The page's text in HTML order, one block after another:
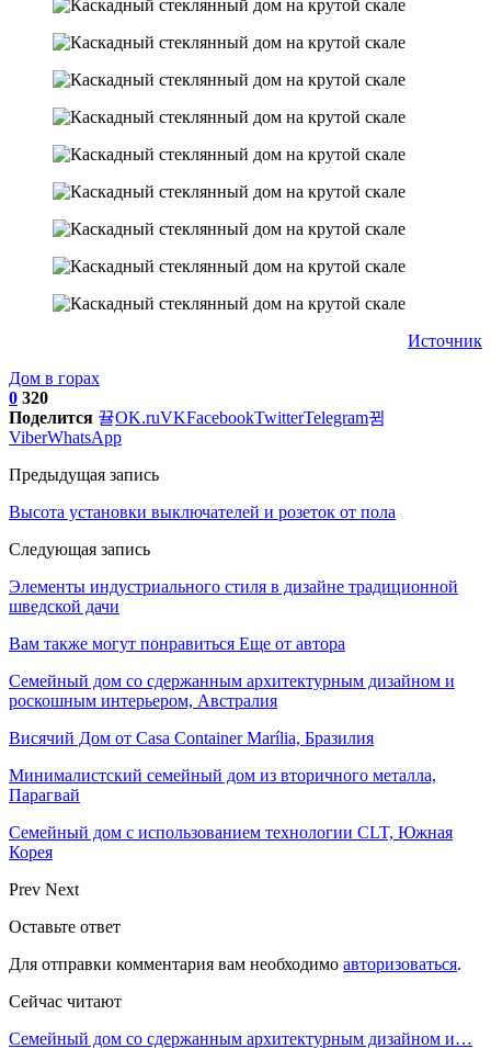
Источник
Дом в горах
0 320
Поделится
OK.ruVKFacebookTwitterTelegram
ViberWhatsApp
Предыдущая запись
Высота установки выключателей и розеток от пола
Следующая запись
Элементы индустриального стиля в дизайне традиционной
шведской дачи
Вам также могут понравиться Еще от автора
Семейный дом со сдержанным архитектурным дизайном и
роскошным интерьером, Австралия
Висячий Дом от Casa Container Marília, Бразилия
Минималистский семейный дом из вторичного металла,
Парагвай
Семейный дом с использованием технологии CLT, Южная
Корея
Prev Next
Оставьте ответ
Для отправки комментария вам необходимо авторизоваться.
Сейчас читают
Семейный дом со сдержанным архитектурным дизайном и…